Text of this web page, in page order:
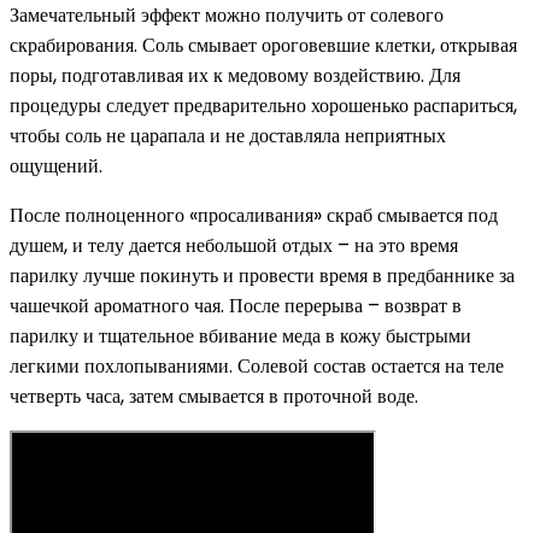
Замечательный эффект можно получить от солевого
скрабирования. Соль смывает ороговевшие клетки, открывая
поры, подготавливая их к медовому воздействию. Для
процедуры следует предварительно хорошенько распариться,
чтобы соль не царапала и не доставляла неприятных
ощущений.
После полноценного «просаливания» скраб смывается под
душем, и телу дается небольшой отдых – на это время
парилку лучше покинуть и провести время в предбаннике за
чашечкой ароматного чая. После перерыва – возврат в
парилку и тщательное вбивание меда в кожу быстрыми
легкими похлопываниями. Солевой состав остается на теле
четверть часа, затем смывается в проточной воде.